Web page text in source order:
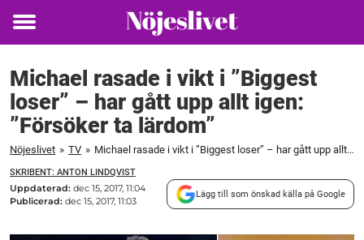
Toggle
Michael rasade i vikt i ”Biggest
loser” – har gått upp allt igen:
”Försöker ta lärdom”
Nöjeslivet » TV » Michael rasade i vikt i ”Biggest loser” – har gått upp allt igen: ”Försöker ta lärdom”
SKRIBENT: ANTON LINDQVIST
Uppdaterad: dec 15, 2017, 11:04
Publicerad: dec 15, 2017, 11:03
Lägg till som önskad källa på Google